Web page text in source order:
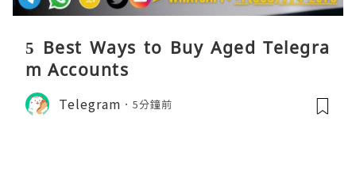
5 Best Ways to Buy Aged Telegra
m Accounts
Telegram 5分鐘前